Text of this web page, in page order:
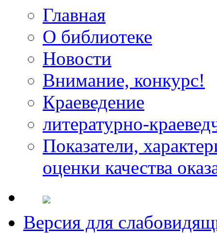
Главная
О библиотеке
Новости
Внимание, конкурс!
Краеведение
литературно-
Показатели,
оценки качества
Версия для